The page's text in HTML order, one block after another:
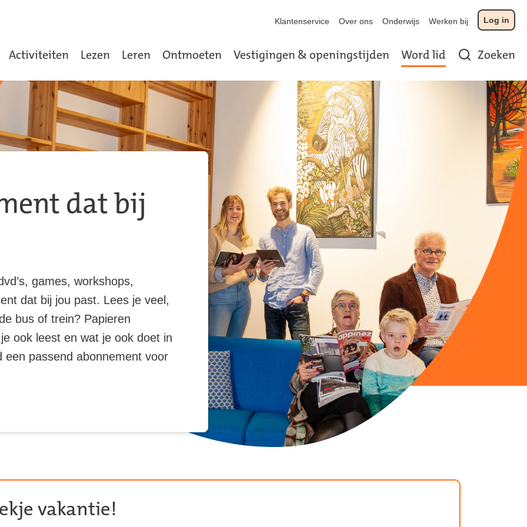
Activiteiten Lezen Leren Ontmoeten Vestigingen & openingstijden Word lid Zoeken
Klantenservice Over ons Onderwijs Werken bij Log in
dat bij
games, workshops,
dat bij jou past. Lees je veel,
bus of trein? Papieren
ook leest en wat je ook doet in
een passend abonnement voor
vakantie!